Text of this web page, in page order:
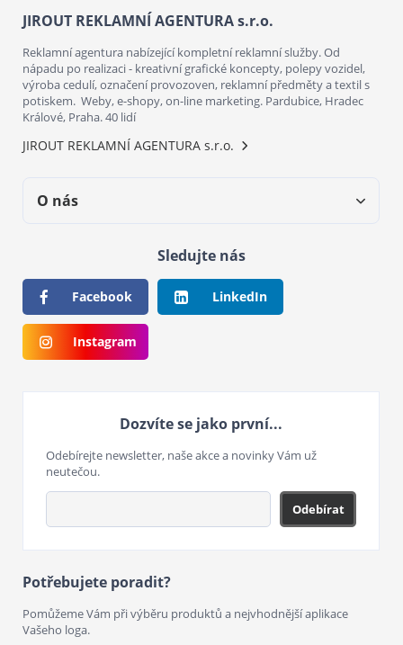
JIROUT REKLAMNÍ AGENTURA s.r.o.
Reklamní agentura nabízející kompletní reklamní služby. Od
nápadu po realizaci - kreativní grafické koncepty, polepy vozidel,
výroba cedulí, označení provozoven, reklamní předměty a textil s
potiskem. Weby, e-shopy, on-line marketing. Pardubice, Hradec
Králové, Praha. 40 lidí
JIROUT REKLAMNÍ AGENTURA s.r.o.
O nás
Sledujte nás
Facebook LinkedIn
Instagram
Dozvíte se jako první...
Odebírejte newsletter, naše akce a novinky Vám už
neutečou.
Odebírat
Potřebujete poradit?
Pomůžeme Vám při výběru produktů a nejvhodnější aplikace
Vašeho loga.